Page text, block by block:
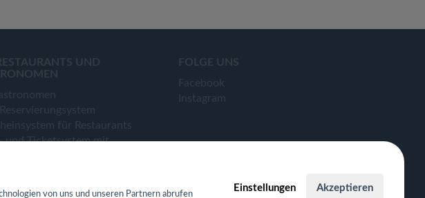
UND
für Restaurants
und Ticketsystem mit
FOLGE UNS
Facebook
Instagram
von uns und unseren Partnern abrufen
Einstellungen Akzeptieren